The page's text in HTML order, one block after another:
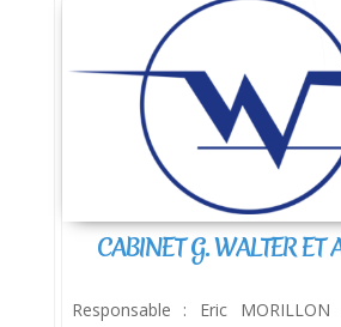
CABINET G. WALTER ET
Responsable : Eric